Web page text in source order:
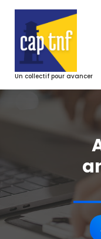
contenu
Un collectif pour avancer